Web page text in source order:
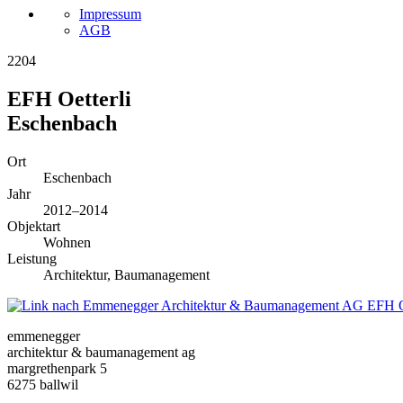
Impressum
AGB
2204
EFH Oetterli
Eschenbach
Ort
Eschenbach
Jahr
2012–2014
Objektart
Wohnen
Leistung
Architektur, Baumanagement
EFH
emmenegger
architektur & baumanagement ag
margrethenpark 5
6275 ballwil